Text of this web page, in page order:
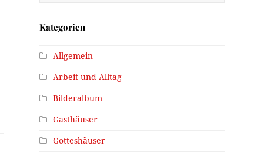
Kategorien
Allgemein
Arbeit und Alltag
Bilderalbum
Gasthäuser
Gotteshäuser